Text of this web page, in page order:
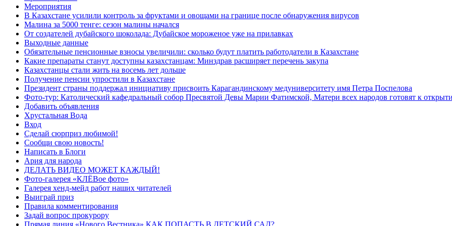
Мероприятия
В Казахстане усилили контроль за фруктами и овощами на границе после обнаружения вирусов
Малина за 5000 тенге: сезон малины начался
От создателей дубайского шоколада: Дубайское мороженое уже на прилавках
Выходные данные
Обязательные пенсионные взносы увеличили: сколько будут платить работодатели в Казахстане
Какие препараты станут доступны казахстанцам: Минздрав расширяет перечень закупа
Казахстанцы стали жить на восемь лет дольше
Получение пенсии упростили в Казахстане
Президент страны поддержал инициативу присвоить Карагандинскому медуниверситету имя Петра Поспелова
Фото-тур: Католический кафедральный собор Пресвятой Девы Марии Фатимской, Матери всех народов готовят к
Добавить объявления
Хрустальная Вода
Вход
Сделай сюрприз любимой!
Сообщи свою новость!
Написать в Блоги
Ария для народа
ДЕЛАТЬ ВИДЕО МОЖЕТ КАЖДЫЙ!
Фото-галерея «КЛЁВое фото»
Галерея хенд-мейд работ наших читателей
Выиграй приз
Правила комментирования
Задай вопрос прокурору